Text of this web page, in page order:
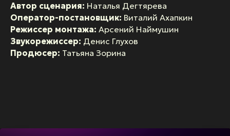
Автор сценария: Наталья Дегтярева
Оператор-постановщик: Виталий Ахапкин
Режиссер монтажа: Арсений Наймушин
Звукорежиссер: Денис Глухов
Продюсер: Татьяна Зорина